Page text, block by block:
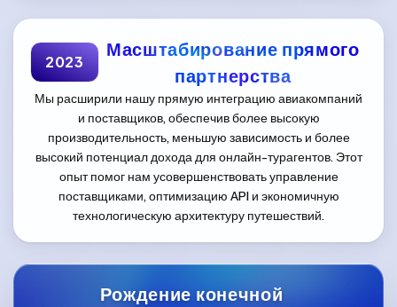
2023
Масштабирование прямого
партнерства
Мы расширили нашу прямую интеграцию авиакомпаний
и поставщиков, обеспечив более высокую
производительность, меньшую зависимость и более
высокий потенциал дохода для онлайн-турагентов. Этот
опыт помог нам усовершенствовать управление
поставщиками, оптимизацию API и экономичную
технологическую архитектуру путешествий.
Рождение конечной